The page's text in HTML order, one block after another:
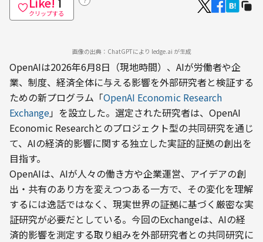
1
クリップする
画像の出典：ChatGPTにより ledge.ai が生成
OpenAIは2026年6月8日（現地時間）、AIが労働者や企
業、制度、経済全体に与える影響を外部研究者と検証する
ための新プログラム「OpenAI Economic Research
Exchange」を設立した。選定された研究者は、OpenAI
Economic Researchとのプロジェクト型の共同研究を通じ
て、AIの経済的影響に関する独立した実証的証拠の創出を
目指す。
OpenAIは、AIが人々の働き方や企業運営、アイデアの創
出・共有のあり方を変えつつある一方で、その変化を理解
するには逸話ではなく、現実世界の証拠に基づく厳密な実
証研究が必要だとしている。今回のExchangeは、AIの経
済的影響を測定する取り組みを外部研究者との共同研究に